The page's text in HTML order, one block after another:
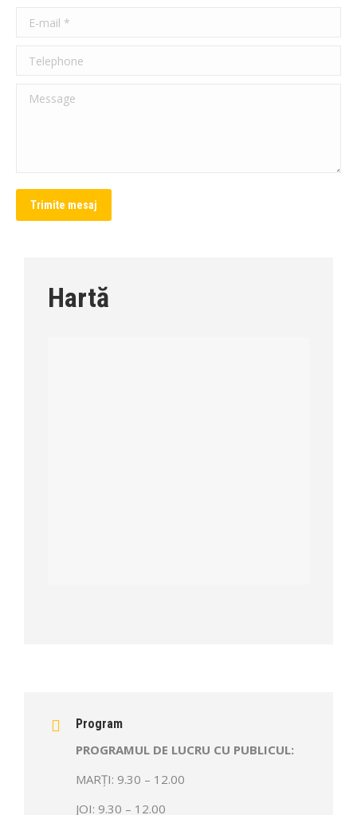
E-mail *
Telephone
Message
Trimite mesaj
Hartă
Program
PROGRAMUL DE LUCRU CU PUBLICUL:
MARȚI: 9.30 – 12.00
JOI: 9.30 – 12.00